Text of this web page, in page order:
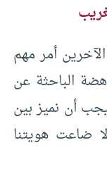
أمر مهم
الباحثة عن
يجب أن نميز بين
ضاعت هويتنا